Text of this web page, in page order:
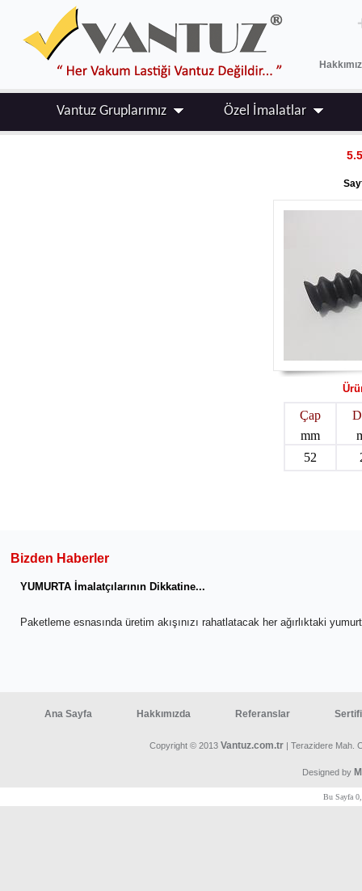
Vantuz Gruplarımız Özel İmalatlar
Çap
mm
52
Bizden Haberler
YUMURTA İmalatçılarının Dikkatine...
Paketleme esnasında üretim akışınızı rahatlatacak her ağırlıktaki
Ana Sayfa Hakkımızda Referanslar
Copyright © 2013 Vantuz.com.tr | Terazidere Mah.
Designed by
Bu Sayfa